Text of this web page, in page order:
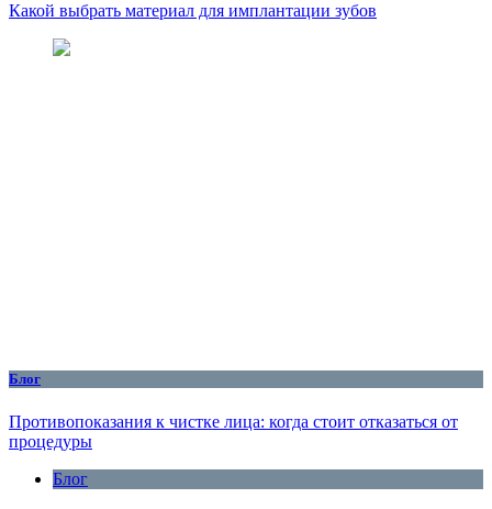
Какой выбрать материал для имплантации зубов
Блог
Противопоказания к чистке лица: когда стоит отказаться от
процедуры
Блог